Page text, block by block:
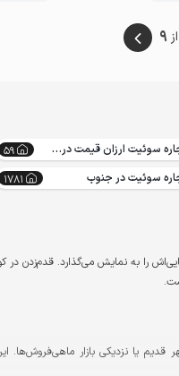
از 9
اجاره سوئیت ارزان قیمت در بوشهر 59
سوئیت در جنوب 1781
را به نمایش می‌گذارد. قدم‌زدن در
قدیم یا نزدیکی بازار